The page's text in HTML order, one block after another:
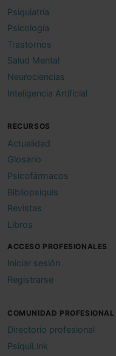
Psiquiatría
Psicología
Trastornos
Salud Mental
Neurociencias
Inteligencia Artificial
RECURSOS
Actualidad
Glosario
Psicofármacos
Bibliopsiquis
Revistas
Libros
ACCESO PROFESIONALES
Iniciar sesión
Registrarse
COMUNIDAD PROFESIONAL
Directorio profesional
PsiquiLink